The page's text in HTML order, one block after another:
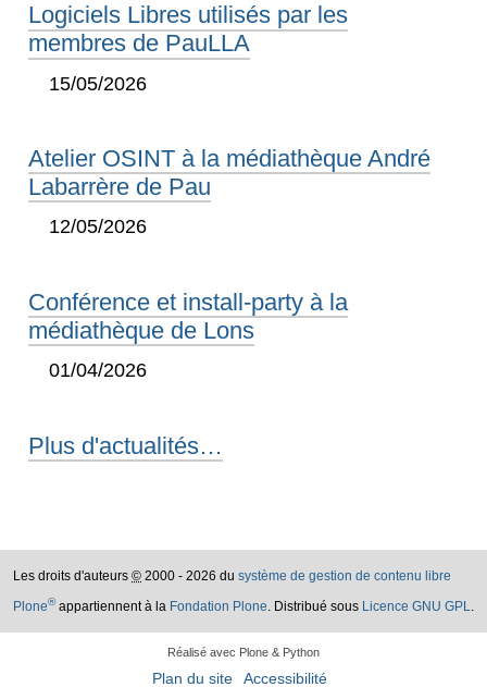
Logiciels Libres utilisés par les
membres de PauLLA
15/05/2026
Atelier OSINT à la médiathèque André
Labarrère de Pau
12/05/2026
Conférence et install-party à la
médiathèque de Lons
01/04/2026
Plus d'actualités…
Les droits d'auteurs © 2000 - 2026 du système de gestion de contenu libre
Plone®appartiennent à la Fondation Plone. Distribué sous Licence GNU GPL.
Réalisé avec Plone & Python
Plan du site Accessibilité